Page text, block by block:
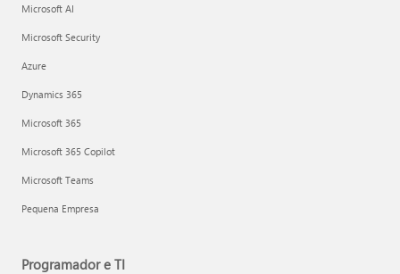
Microsoft AI
Microsoft Security
Azure
Dynamics 365
Microsoft 365
Microsoft 365 Copilot
Microsoft Teams
Pequena Empresa
Programador e TI